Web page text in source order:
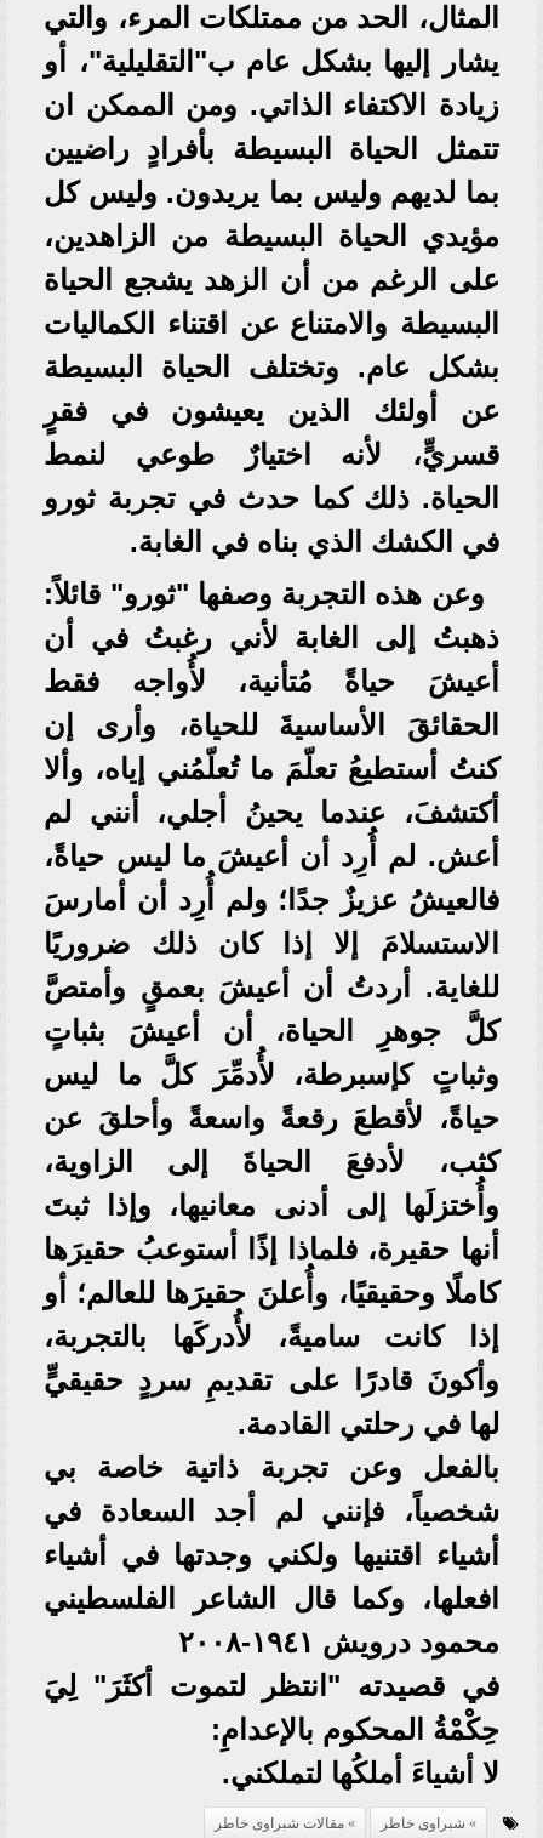
المثال، الحد من ممتلكات المرء، والتي
يشار إليها بشكل عام ب"التقليلية"، أو
زيادة الاكتفاء الذاتي. ومن الممكن ان
تتمثل الحياة البسيطة بأفرادٍ راضيين
بما لديهم وليس بما يريدون. وليس كل
مؤيدي الحياة البسيطة من الزاهدين،
على الرغم من أن الزهد يشجع الحياة
البسيطة والامتناع عن اقتناء الكماليات
بشكل عام. وتختلف الحياة البسيطة
عن أولئك الذين يعيشون في فقرٍ
قسريٍّ، لأنه اختيارٌ طوعي لنمط
الحياة. ذلك كما حدث في تجربة ثورو
في الكشك الذي بناه في الغابة.
وعن هذه التجربة وصفها "ثورو" قائلاً:
ذهبتُ إلى الغابة لأني رغبتُ في أن
أعيشَ حياةً مُتأنية، لأُواجه فقط
الحقائقَ الأساسيةَ للحياة، وأرى إن
كنتُ أستطيعُ تعلّمَ ما تُعلّمُني إياه، وألا
أكتشفَ، عندما يحينُ أجلي، أنني لم
أعش. لم أُرِد أن أعيشَ ما ليس حياةً،
فالعيشُ عزيزٌ جدًا؛ ولم أُرِد أن أمارسَ
الاستسلامَ إلا إذا كان ذلك ضروريًا
للغاية. أردتُ أن أعيشَ بعمقٍ وأمتصَّ
كلَّ جوهرِ الحياة، أن أعيشَ بثباتٍ
وثباتٍ كإسبرطة، لأُدمِّرَ كلَّ ما ليس
حياةً، لأقطعَ رقعةً واسعةً وأحلقَ عن
كثب، لأدفعَ الحياةَ إلى الزاوية،
وأُختزلَها إلى أدنى معانيها، وإذا ثبتَ
أنها حقيرة، فلماذا إذًا أستوعبُ حقيرَها
كاملًا وحقيقيًا، وأُعلنَ حقيرَها للعالم؛ أو
إذا كانت ساميةً، لأُدركَها بالتجربة،
وأكونَ قادرًا على تقديمِ سردٍ حقيقيٍّ
لها في رحلتي القادمة.
بالفعل وعن تجربة ذاتية خاصة بي
شخصياً، فإنني لم أجد السعادة في
أشياء اقتنيها ولكني وجدتها في أشياء
افعلها، وكما قال الشاعر الفلسطيني
محمود درويش ١٩٤١-٢٠٠٨
في قصيدته "انتظر لتموت أكثَرَ" لِيَ
حِكْمْةُ المحكوم بالإعدامِ:
لا أشياءَ أملكُها لتملكني.
شبراوى خاطر مقالات شبراوى خاطر